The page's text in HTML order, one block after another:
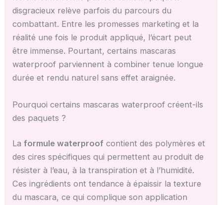
disgracieux relève parfois du parcours du
combattant. Entre les promesses marketing et la
réalité une fois le produit appliqué, l’écart peut
être immense. Pourtant, certains mascaras
waterproof parviennent à combiner tenue longue
durée et rendu naturel sans effet araignée.
Pourquoi certains mascaras waterproof créent-ils
des paquets ?
Laformule waterproof contient des polymères et
des cires spécifiques qui permettent au produit de
résister à l’eau, à la transpiration et à l’humidité.
Ces ingrédients ont tendance à épaissir la texture
du mascara, ce qui complique son application